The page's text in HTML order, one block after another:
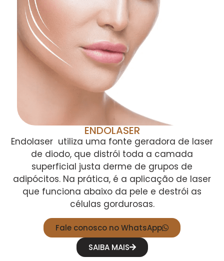
ENDOLASER
Endolaser utiliza uma fonte geradora de laser
de diodo, que distrói toda a camada
superficial justa derme de grupos de
adipócitos. Na prática, é a aplicação de laser
que funciona abaixo da pele e destrói as
células gordurosas.
Fale conosco no WhatsApp
SAIBA MAIS